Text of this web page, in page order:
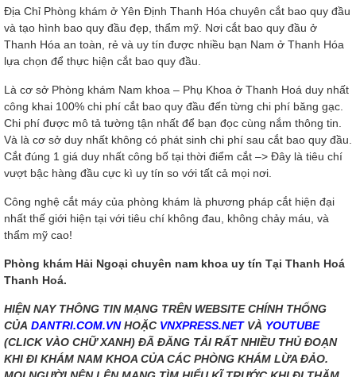
Địa Chỉ Phòng khám ở Yên Định Thanh Hóa chuyên cắt bao quy đầu
và tạo hình bao quy đầu đẹp, thẩm mỹ. Nơi cắt bao quy đầu ở
Thanh Hóa an toàn, rẻ và uy tín được nhiều bạn Nam ở Thanh Hóa
lựa chọn để thực hiện cắt bao quy đầu.
Là cơ sở Phòng khám Nam khoa – Phụ Khoa ở Thanh Hoá duy nhất
công khai 100% chi phí cắt bao quy đầu đến từng chi phí băng gạc.
Chi phí được mô tả tường tận nhất để bạn đọc cùng nắm thông tin.
Và là cơ sở duy nhất không có phát sinh chi phí sau cắt bao quy đầu.
Cắt đúng 1 giá duy nhất công bố tại thời điểm cắt –> Đây là tiêu chí
vượt bậc hàng đầu cực kì uy tín so với tất cả mọi nơi.
Công nghệ cắt máy của phòng khám là phương pháp cắt hiện đại
nhất thế giới hiện tại với tiêu chí không đau, không chảy máu, và
thẩm mỹ cao!
Phòng khám Hải Ngoại chuyên nam khoa uy tín Tại Thanh Hoá
Thanh Hoá.
HIỆN NAY THÔNG TIN MẠNG TRÊN WEBSITE CHÍNH THỐNG
CỦA DANTRI.COM.VNHOẶC VNXPRESS.NETVÀ YOUTUBE
(CLICK VÀO CHỮ XANH) ĐÃ ĐĂNG TẢI RẤT NHIỀU THỦ ĐOẠN
KHI ĐI KHÁM NAM KHOA CỦA CÁC PHÒNG KHÁM LỪA ĐẢO.